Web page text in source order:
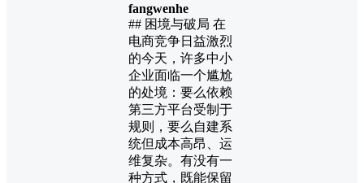
fangwenhe
## 困境与破局 在
电商竞争日益激烈
的今天，许多中小
企业面临一个尴尬
的处境：要么依赖
第三方平台受制于
规则，要么自建系
统但成本高昂、运
维复杂。有没有一
种方式，既能保留